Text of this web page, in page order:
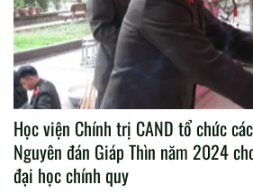
Học viện Chính trị CAND tổ chức
Nguyên đán Giáp Thìn năm 2024
đại học chính quy